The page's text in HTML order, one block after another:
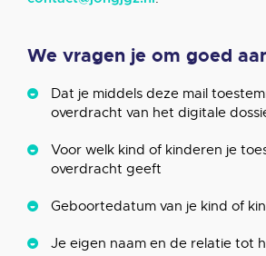
We vragen je om goed
Dat je middels deze mail
overdracht van het digitale
Voor welk kind of kinderen je
overdracht geeft
Geboortedatum van je kind of
Je eigen naam en de relatie tot